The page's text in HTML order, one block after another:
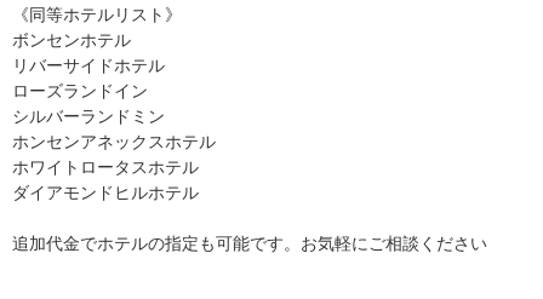
《同等ホテルリスト》
ボンセンホテル
リバーサイドホテル
ローズランドイン
シルバーランドミン
ホンセンアネックスホテル
ホワイトロータスホテル
ダイアモンドヒルホテル
追加代金でホテルの指定も可能です。お気軽にご相談ください